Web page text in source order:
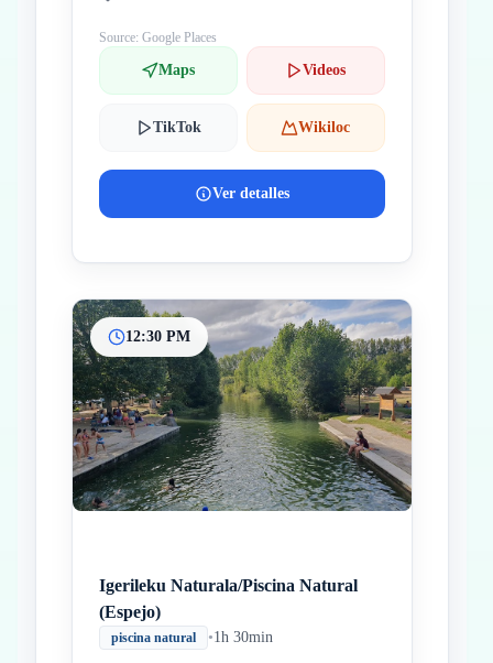
Source: Google Places
Maps Videos
TikTok Wikiloc
Ver detalles
12:30 PM
Igerileku Naturala/Piscina Natural
(Espejo)
piscina natural •1h 30min